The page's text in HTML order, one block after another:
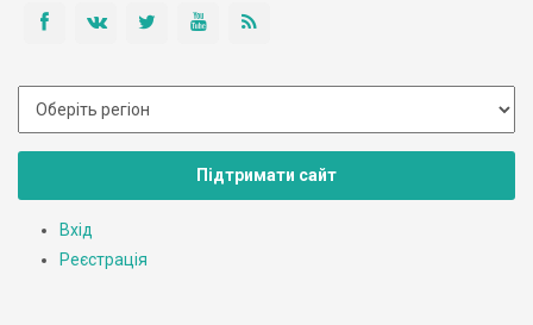
Підтримати сайт
Вхід
Реєстрація